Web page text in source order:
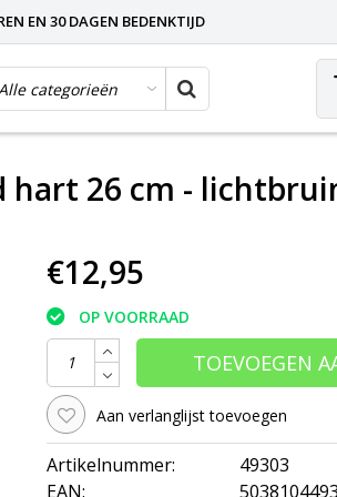
EN 30 DAGEN BEDENKTIJD
hart 26 cm -
€12,95
OP VOORRAAD
TOEVOEGEN
Aan verlanglijst toevoegen
Artikelnummer:
49303
EAN: